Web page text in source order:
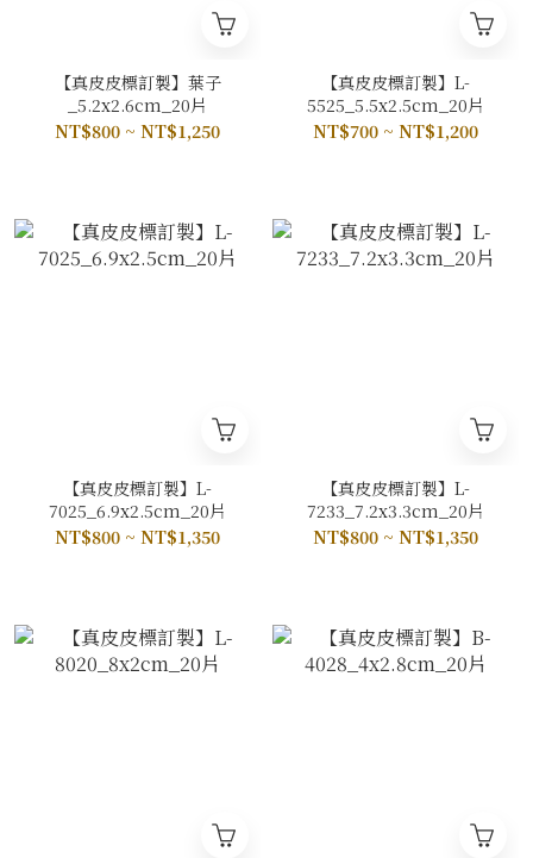
【真皮皮標訂製】葉子
_5.2x2.6cm_20片
NT$800 ~ NT$1,250
【真皮皮標訂製】L-
5525_5.5x2.5cm_20片
NT$700 ~ NT$1,200
【真皮皮標訂製】L-
7025_6.9x2.5cm_20片
NT$800 ~ NT$1,350
【真皮皮標訂製】L-
7233_7.2x3.3cm_20片
NT$800 ~ NT$1,350